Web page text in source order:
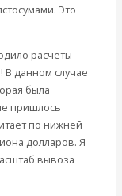
Это
расчёты
данном случае
была
пришлось
по нижней
долларов. Я
вывоза